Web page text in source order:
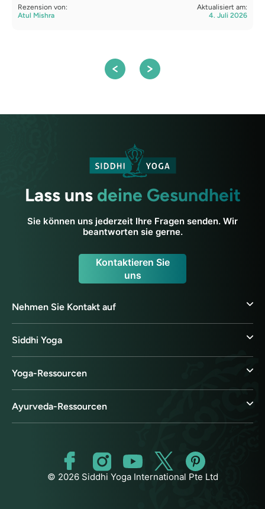
Rezension von:
Atul Mishra
Aktualisiert am:
4. Juli 2026
Lass uns deine Gesundheit
Sie können uns jederzeit Ihre Fragen senden. Wir
beantworten sie gerne.
Kontaktieren Sie
uns
Nehmen Sie Kontakt auf
Siddhi Yoga
Yoga-Ressourcen
Ayurveda-Ressourcen
© 2026 Siddhi Yoga International Pte Ltd